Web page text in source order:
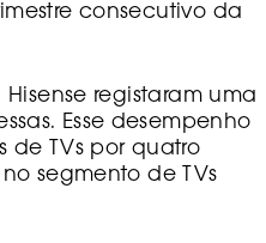
consecutivo da
registaram uma
Esse desempenho
de TVs por quatro
segmento de TVs